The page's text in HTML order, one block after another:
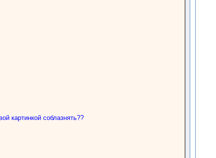
картинкой соблазнять??